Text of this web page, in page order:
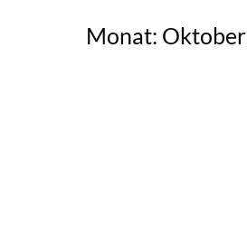
Monat: